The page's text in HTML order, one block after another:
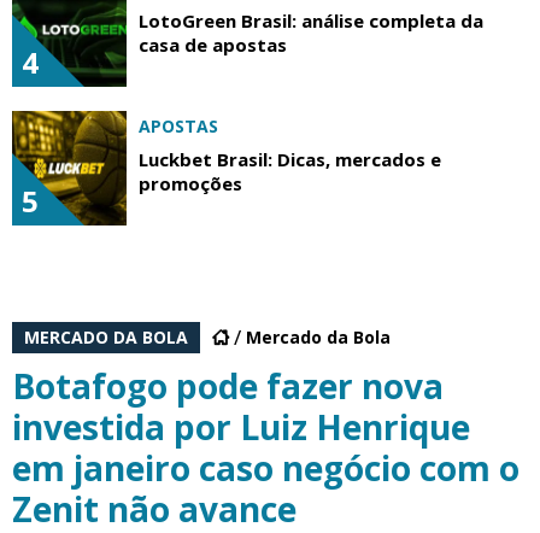
4
LotoGreen Brasil: análise completa da
casa de apostas
5
APOSTAS
Luckbet Brasil: Dicas, mercados e
promoções
MERCADO DA BOLA Mercado da Bola
Botafogo pode fazer nova
investida por Luiz Henrique
em janeiro caso negócio com o
Zenit não avance